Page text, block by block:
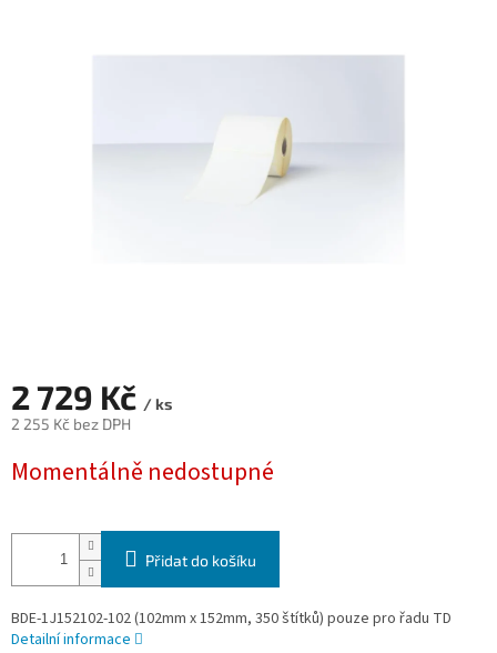
2 729 Kč / ks
2 255 Kč bez DPH
cena:
Momentálně nedostupné
Přidat do košíku
BDE-1J152102-102 (102mm x 152mm, 350 štítků) pouze pro řadu TD
Detailní informace